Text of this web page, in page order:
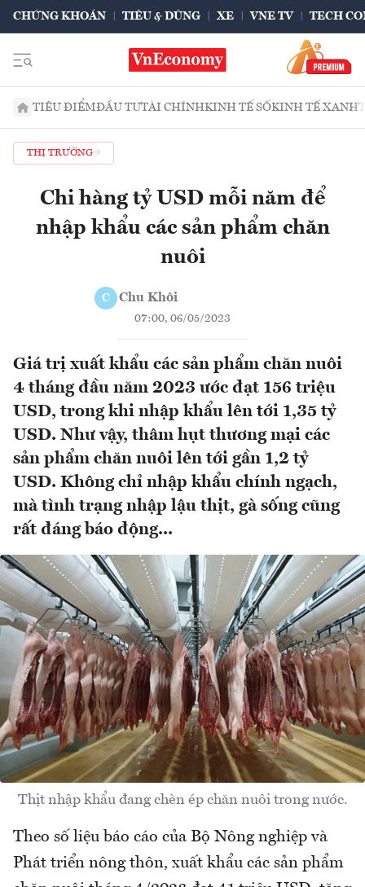
CHỨNG KHOÁN TIÊU & DÙNG XE VNE TV TECH
TIÊU ĐIỂMĐẦU TƯTÀI CHÍNHKINH TẾ SỐKINH TẾ XANH
THỊ TRƯỜNG
Chi hàng tỷ USD mỗi năm để
nhập khẩu các sản phẩm chăn
nuôi
C Chu Khôi
07:00, 06/05/2023
Giá trị xuất khẩu các sản phẩm chăn nuôi
4 tháng đầu năm 2023 ước đạt 156 triệu
USD, trong khi nhập khẩu lên tới 1,35 tỷ
USD. Như vậy, thâm hụt thương mại các
sản phẩm chăn nuôi lên tới gần 1,2 tỷ
USD. Không chỉ nhập khẩu chính ngạch,
mà tình trạng nhập lậu thịt, gà sống cũng
rất đáng báo động...
Thịt nhập khẩu đang chèn ép chăn nuôi trong nước.
Theo số liệu báo cáo của Bộ Nông nghiệp và
Phát triển nông thôn, xuất khẩu các sản phẩm